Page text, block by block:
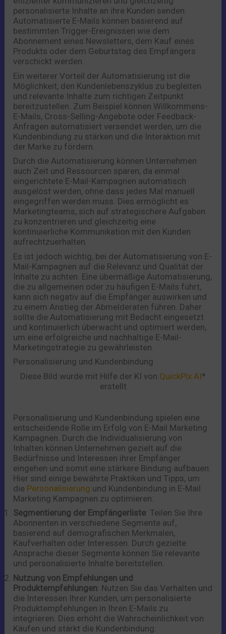
personalisierte Inhalte an ihre Kunden senden.
Automatisierte E-Mails können basierend auf
bestimmten Trigger-Ereignissen wie dem
Abonnement eines Newsletters, dem Kauf eines
Produkts oder dem Geburtstag des Empfängers
verschickt werden.
Ein weiterer Vorteil der Automatisierung ist die
Möglichkeit, den Kundenlebenszyklus zu begleiten
und relevante Inhalte zum richtigen Zeitpunkt
bereitzustellen. Zum Beispiel können Willkommens-
E-Mails, Cross-Selling-Angebote oder Feedback-
Anfragen automatisiert versendet werden, um die
Kundenbindung zu stärken und die Interaktion mit
der Marke zu fördern.
Durch die Automatisierung können Unternehmen
auch Zeit und Ressourcen sparen, da einmal
eingerichtete E-Mail-Kampagnen automatisch
ausgelöst werden, ohne dass jedes Mal manuell
eingegriffen werden muss. Dies ermöglicht es
Marketingteams, sich auf strategischere Aufgaben
zu konzentrieren und gleichzeitig eine
kontinuierliche Kommunikation mit den Kunden
aufrechtzuerhalten.
Es ist jedoch wichtig, bei der Automatisierung von E-
Mail-Kampagnen auf die Relevanz und Qualität der
Inhalte zu achten. Eine übermäßige Automatisierung,
die zu allgemeinen oder zu häufigen E-Mails führt,
kann sich negativ auf die Empfänger auswirken und
zu einem Anstieg der Abmelderaten führen. Daher
sollte die Automatisierung mit Bedacht eingesetzt
und kontinuierlich überwacht und optimiert werden,
um eine erfolgreiche und nachhaltige E-Mail-
Marketingstrategie zu gewährleisten.
Personalisierung und Kundenbindung
Diese Bild wurde mit Hilfe der KI von QuickPix AI*
erstellt
Personalisierung und Kundenbindung spielen eine
entscheidende Rolle im Erfolg von E-Mail Marketing
Kampagnen. Durch die Individualisierung von
Inhalten können Unternehmen gezielt auf die
Bedürfnisse und Interessen ihrer Empfänger
eingehen und somit eine stärkere Bindung aufbauen.
Hier sind einige bewährte Praktiken und Tipps, um
die Personalisierung und Kundenbindung in E-Mail
Marketing Kampagnen zu optimieren:
Segmentierung der Empfängerliste: Teilen Sie Ihre
Abonnenten in verschiedene Segmente auf,
basierend auf demografischen Merkmalen,
Kaufverhalten oder Interessen. Durch gezielte
Ansprache dieser Segmente können Sie relevante
und personalisierte Inhalte bereitstellen.
Nutzung von Empfehlungen und
Produktempfehlungen: Nutzen Sie das Verhalten und
die Interessen Ihrer Kunden, um personalisierte
Produktempfehlungen in Ihren E-Mails zu
integrieren. Dies erhöht die Wahrscheinlichkeit von
Käufen und stärkt die Kundenbindung.